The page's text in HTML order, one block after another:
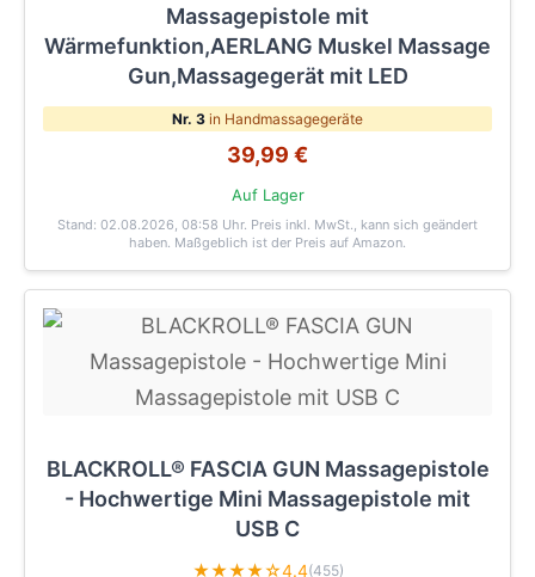
Massagepistole mit
Wärmefunktion,AERLANG Muskel Massage
Gun,Massagegerät mit LED
Nr. 3 in Handmassagegeräte
39,99 €
Auf Lager
Stand: 02.08.2026, 08:58 Uhr. Preis inkl. MwSt., kann sich geändert
haben. Maßgeblich ist der Preis auf Amazon.
BLACKROLL® FASCIA GUN Massagepistole
- Hochwertige Mini Massagepistole mit
USB C
★★★★☆4.4(455)